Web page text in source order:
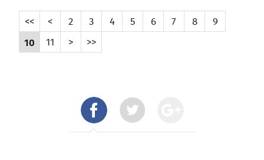
<< < 2 3 4 5 6 7 8 9
10 11 > >>